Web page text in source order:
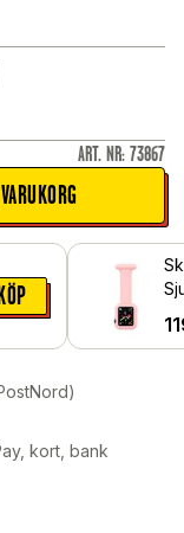
ART. NR: 73867
KÖP
kort, bank